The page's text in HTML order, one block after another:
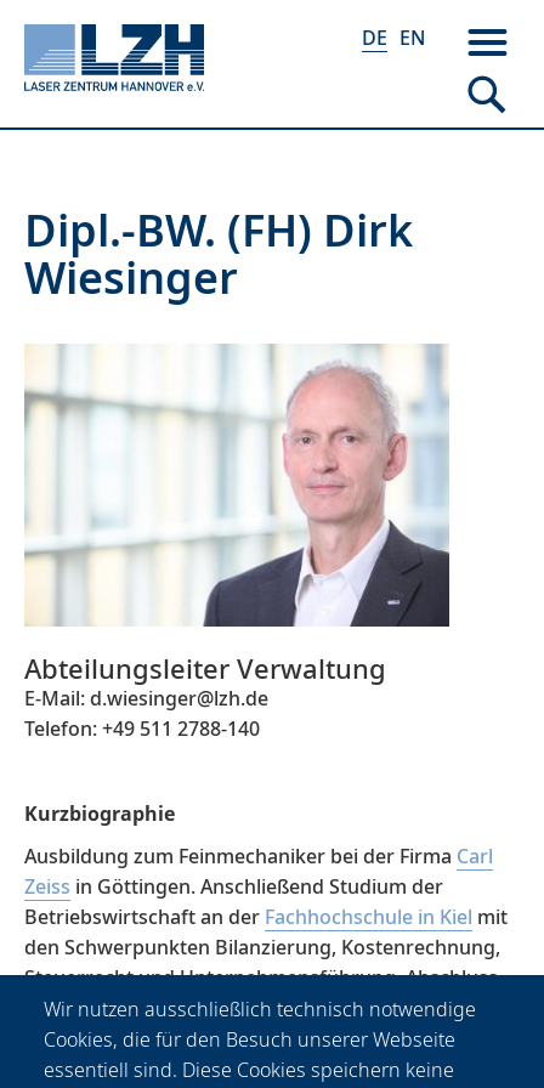
Inhalt
DE EN
Dipl.-BW. (FH) Dirk
Wiesinger
Abteilungsleiter Verwaltung
E-Mail: d.wiesinger@lzh.de
Telefon: +49 511 2788-140
Kurzbiographie
Ausbildung zum Feinmechaniker bei der Firma Carl
Zeiss in Göttingen. Anschließend Studium der
Betriebswirtschaft an der Fachhochschule in Kiel mit
den Schwerpunkten Bilanzierung, Kostenrechnung,
Steuerrecht und Unternehmensführung. Abschluss
als Diplom Betriebswirt (FH).
Seit 1990 ist Dirk Wiesinger am Laser Zentrum
Wir nutzen ausschließlich technisch notwendige
Cookies, die für den Besuch unserer Webseite
essentiell sind. Diese Cookies speichern keine